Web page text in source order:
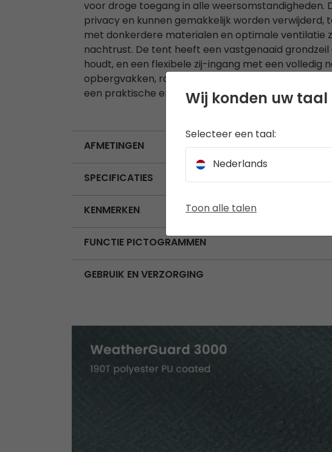
voor droge toegang in alle weersomstandigheden.
privacy en kunnen gemakkelijk worden
met donkerdere materialen en optimale ventilatie
nachtrust. De tent heeft een vastgenaaid
houdt, en een flexibele zij-ingang met een
opbergvakken, ramen met oprolbare gordijnen en
een praktische en comfortabele uitvalsbasis voor
AFMETINGEN
SPECIFICATIES
KENMERKEN
FUNCTIE PICTOGRAMMEN
GEBRUIK EN VERZORGING
Wij konden uw
Selecteer een taal:
Nederlands
Toon alle talen